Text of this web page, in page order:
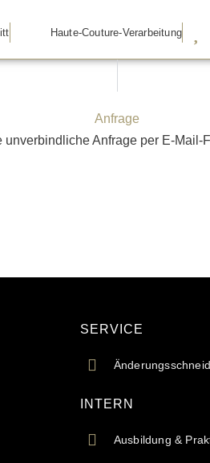
Haute-Couture-Verarbeitung
Anfrage
unverbindliche Anfrage per E-Mail-
SERVICE
INTERN
Ausbildung &